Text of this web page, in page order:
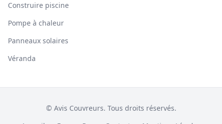
Construire piscine
Pompe à chaleur
Panneaux solaires
Véranda
© Avis Couvreurs. Tous droits réservés.